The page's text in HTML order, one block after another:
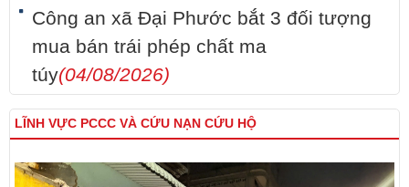
Công an xã Đại Phước bắt 3 đối tượng
mua bán trái phép chất ma
túy(04/08/2026)
LĨNH VỰC PCCC VÀ CỨU NẠN CỨU HỘ